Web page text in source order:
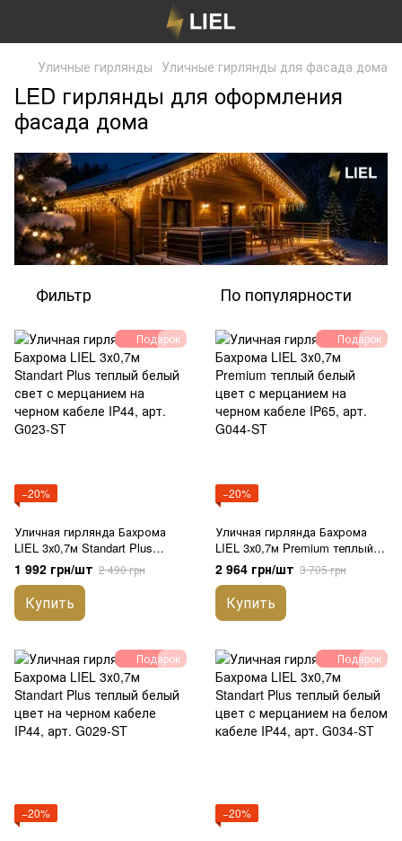
Уличные гирлянды Уличные гирлянды для фасада дома
LED гирлянды для оформления
фасада дома
Фильтр По популярности
Подарок
−20%
Уличная гирлянда Бахрома
LIEL 3х0,7м Standart Plus
теплый белый свет с
мерцанием на черном кабеле
IP44, арт. G023-ST
1 992 грн/шт 2 490 грн
Купить
Подарок
−20%
Уличная гирлянда Бахрома
LIEL 3х0,7м Premium теплый
белый цвет с мерцанием на
черном кабеле IP65, арт.
G044-ST
2 964 грн/шт 3 705 грн
Купить
Подарок
−20%
Подарок
−20%